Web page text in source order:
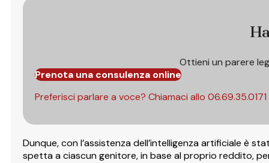
Ottieni un parere
Prenota una consulenza online
Preferisci parlare a voce? Chiamaci allo 06.69.35.0171
Dunque, con l’assistenza dell’intelligenza artificiale è
spetta a ciascun genitore, in base al proprio reddito,